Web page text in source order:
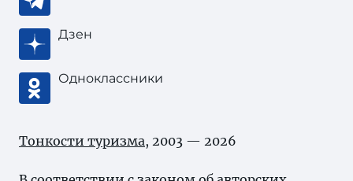
Дзен
Одноклассники
Тонкости туризма, 2003 — 2026